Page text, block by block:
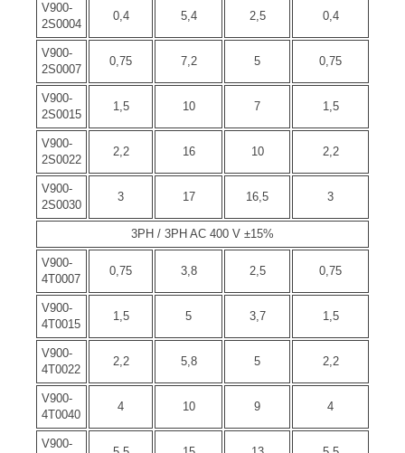
V900-
2S0004
0,4 5,4 2,5 0,4
V900-
2S0007
0,75 7,2 5 0,75
V900-
2S0015
1,5 10 7 1,5
V900-
2S0022
2,2 16 10 2,2
V900-
2S0030
3 17 16,5 3
3PH / 3PH AC 400 V ±15%
V900-
4T0007
0,75 3,8 2,5 0,75
V900-
4T0015
1,5 5 3,7 1,5
V900-
4T0022
2,2 5,8 5 2,2
V900-
4T0040
4 10 9 4
V900-